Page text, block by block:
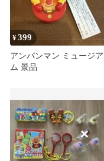
¥399
アンパンマン ミュージア
ム 景品